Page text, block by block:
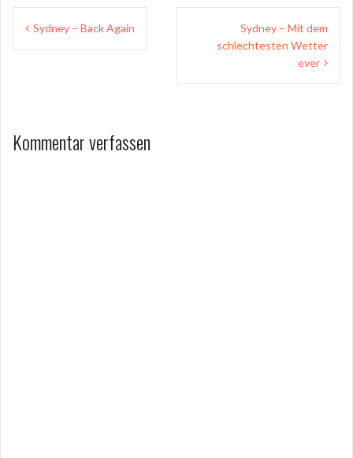
Beitragsnavigation
Sydney – Back Again
Sydney – Mit dem
schlechtesten Wetter
ever
Kommentar verfassen